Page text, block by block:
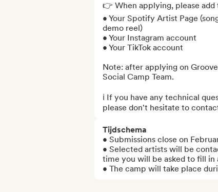
👉 When applying, please
• Your Spotify Artist Page
demo reel)
• Your Instagram account
• Your TikTok account
Note: after applying on
Social Camp Team.
ℹ️ If you have any technical
please don't hesitate to
Tijdschema
• Submissions close on
• Selected artists will be
time you will be asked to fill
• The camp will take place